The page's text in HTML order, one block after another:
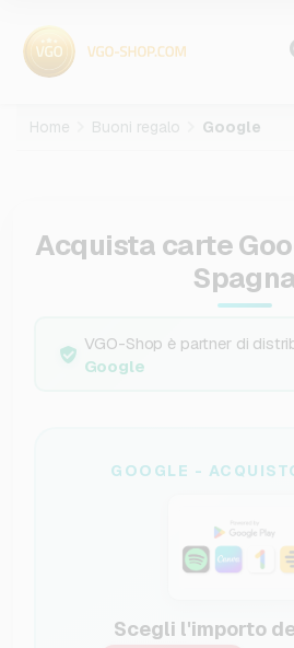
Home Buoni regalo Google
Acquista carte
VGO-Shop è partner di
Google
GOOGLE -
Scegli l'importo